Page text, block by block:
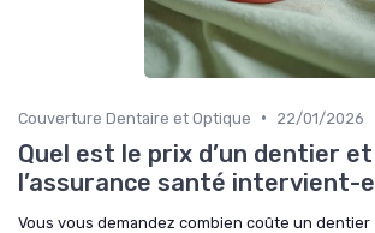
Couverture Dentaire et Optique • 22/01/2026
Quel est le prix d’un dentier
l’assurance santé intervient-
Vous vous demandez combien coûte un dentier